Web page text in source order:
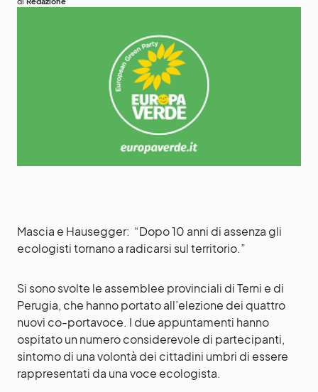
Mascia e Hausegger: “Dopo 10 anni di assenza gli
ecologisti tornano a radicarsi sul territorio.”
Si sono svolte le assemblee provinciali di Terni e di
Perugia, che hanno portato all’elezione dei quattro
nuovi co-portavoce. I due appuntamenti hanno
ospitato un numero considerevole di partecipanti,
sintomo di una volontà dei cittadini umbri di essere
rappresentati da una voce ecologista.